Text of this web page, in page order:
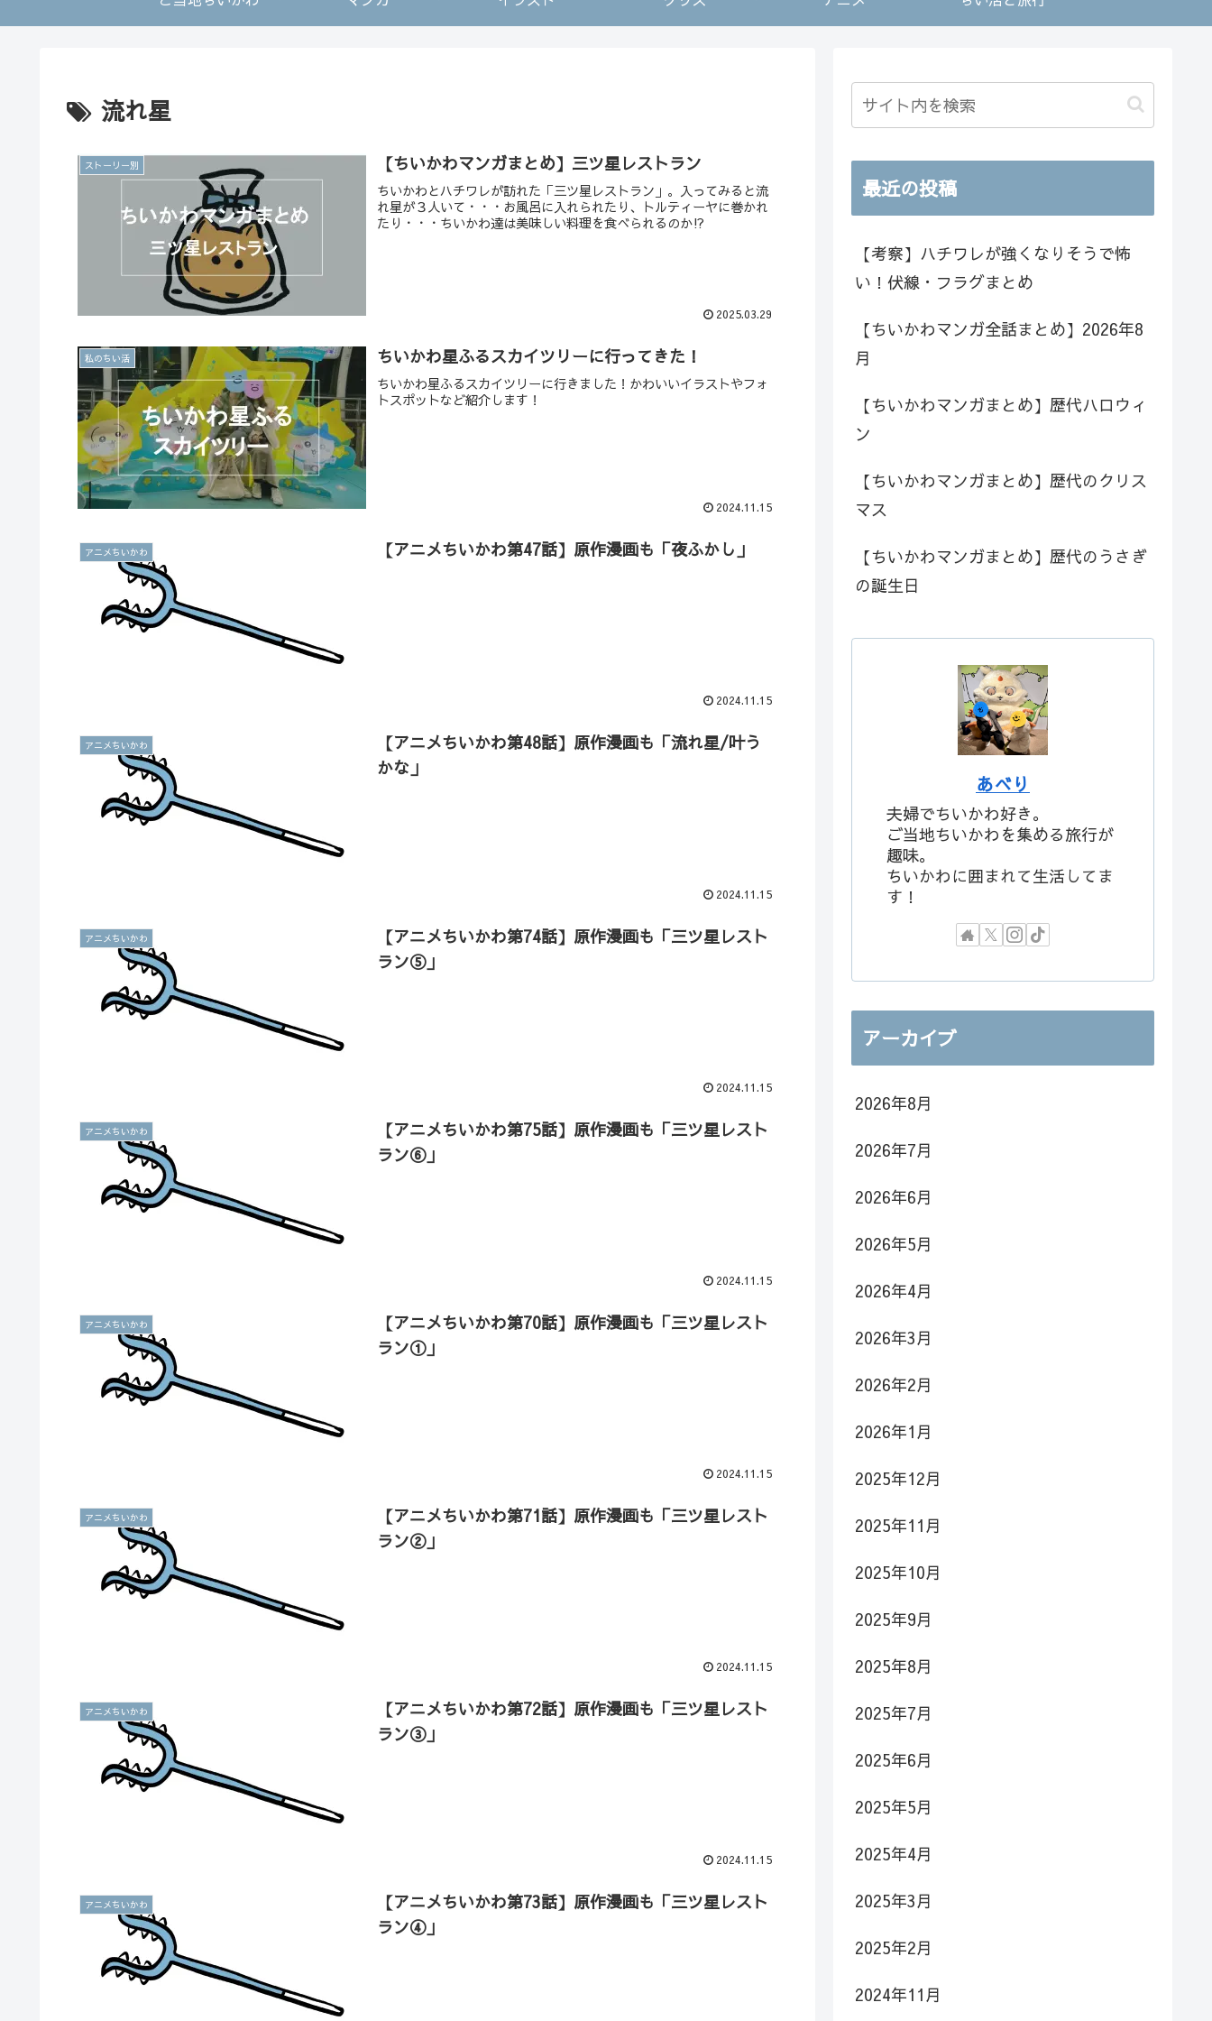
流れ星
ストーリー別 【ちいかわマンガまとめ】三ツ星レストラン
ちいかわとハチワレが訪れた「三ツ星レストラン」。入ってみると流
れ星が３人いて・・・お風呂に入れられたり、トルティーヤに巻かれ
たり・・・ちいかわ達は美味しい料理を食べられるのか⁉︎
2025.03.29
私のちい活 ちいかわ星ふるスカイツリーに行ってきた！
ちいかわ星ふるスカイツリーに行きました！かわいいイラストやフォ
トスポットなど紹介します！
2024.11.15
アニメちいかわ 【アニメちいかわ第47話】原作漫画も「夜ふかし」
2024.11.15
アニメちいかわ
【アニメちいかわ第48話】原作漫画も「流れ星/叶う
かな」
2024.11.15
アニメちいかわ
【アニメちいかわ第74話】原作漫画も「三ツ星レスト
ラン⑤」
2024.11.15
アニメちいかわ
【アニメちいかわ第75話】原作漫画も「三ツ星レスト
ラン⑥」
2024.11.15
アニメちいかわ
【アニメちいかわ第70話】原作漫画も「三ツ星レスト
ラン①」
2024.11.15
アニメちいかわ
【アニメちいかわ第71話】原作漫画も「三ツ星レスト
ラン②」
2024.11.15
アニメちいかわ
【アニメちいかわ第72話】原作漫画も「三ツ星レスト
ラン③」
2024.11.15
アニメちいかわ
【アニメちいかわ第73話】原作漫画も「三ツ星レスト
ラン④」
最近の投稿
【考察】ハチワレが強くなりそうで怖
い！伏線・フラグまとめ
【ちいかわマンガ全話まとめ】2026年8
月
【ちいかわマンガまとめ】歴代ハロウィ
ン
【ちいかわマンガまとめ】歴代のクリス
マス
【ちいかわマンガまとめ】歴代のうさぎ
の誕生日
あべり
夫婦でちいかわ好き。
ご当地ちいかわを集める旅行が
趣味。
ちいかわに囲まれて生活してま
す！
アーカイブ
2026年8月
2026年7月
2026年6月
2026年5月
2026年4月
2026年3月
2026年2月
2026年1月
2025年12月
2025年11月
2025年10月
2025年9月
2025年8月
2025年7月
2025年6月
2025年5月
2025年4月
2025年3月
2025年2月
2024年11月